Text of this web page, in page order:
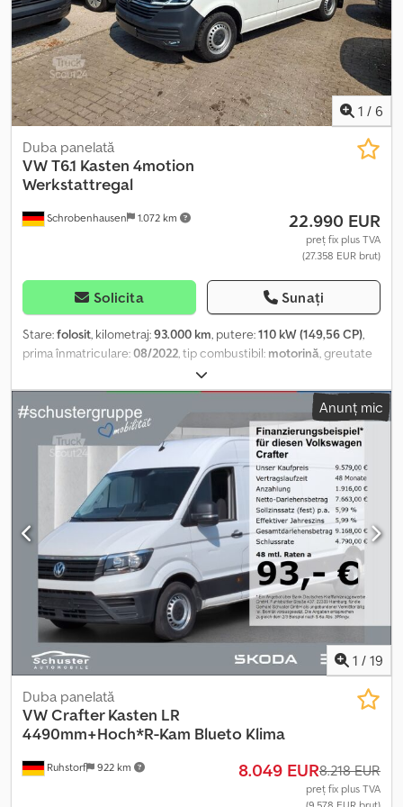
12:00 și 13:30-17:00, Sâmbăta 9:00-11:30. Alte vehicule disponibile
pe:
1 / 6
Schrobenhausen 1.072 km
Duba panelată
VWT6.1 Kasten 4motion
Werkstattregal
22.990 EUR
preț fix plus TVA
(27.358 EUR brut)
Solicita Sunați
Stare:folosit, kilometraj:93.000 km, putere:110 kW (149,56 CP),
prima înmatriculare:08/2022, tip combustibil: motorină, greutate
, următoarea inspecție (TÜV):
alb, tip de angrenaj:mecanic, clasă de emisii:Euro 6, număr de
locuri: 3, Dotări:ABS, aer condiționat, filtru de particule,
program electronic de stabilitate (ESP), sistem de navigație,
tracțiune integrală, închidere centralizată, încălzitor staționar
Anunț mic
1 / 19
Ruhstorf 922 km
Duba panelată
VWCrafter Kasten LR
4490mm+Hoch*R-Kam Blueto Klima
8.049 EUR8.218 EUR
preț fix plus TVA